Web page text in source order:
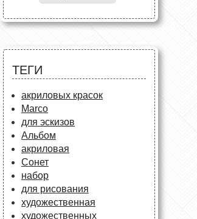
ТЕГИ
акриловых красок
Marco
для эскизов
Альбом
акриловая
Сонет
набор
для рисования
художественная
художественных